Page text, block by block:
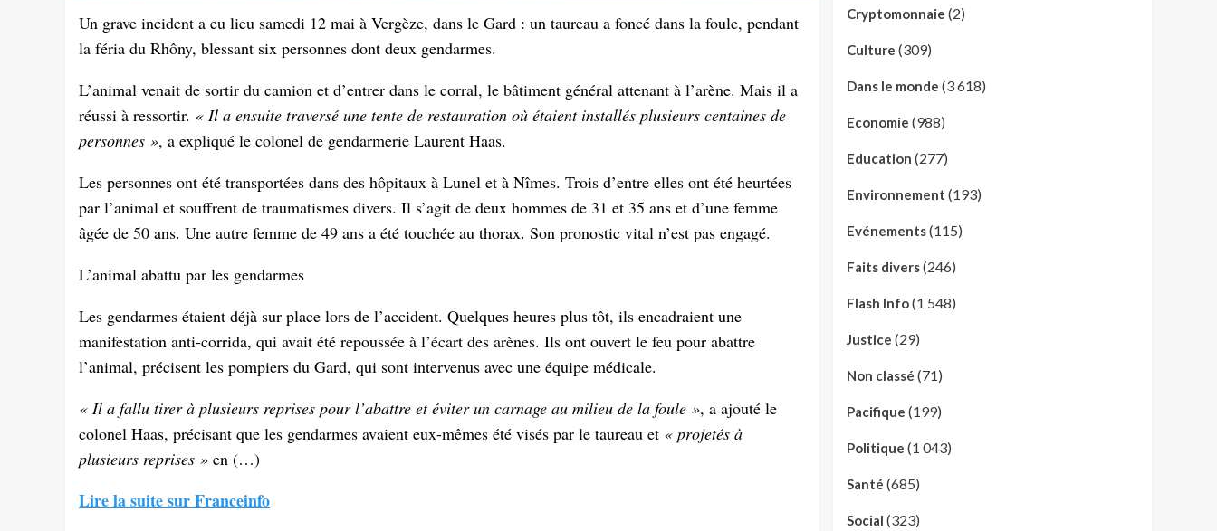
Un grave incident a eu lieu samedi 12 mai à Vergèze, dans le Gard : un taureau a foncé dans la foule, pendant
la féria du Rhôny, blessant six personnes dont deux gendarmes.
L’animal venait de sortir du camion et d’entrer dans le corral, le bâtiment général attenant à l’arène. Mais il a
réussi à ressortir. « Il a ensuite traversé une tente de restauration où étaient installés plusieurs centaines de
personnes », a expliqué le colonel de gendarmerie Laurent Haas.
Les personnes ont été transportées dans des hôpitaux à Lunel et à Nîmes. Trois d’entre elles ont été heurtées
par l’animal et souffrent de traumatismes divers. Il s’agit de deux hommes de 31 et 35 ans et d’une femme
âgée de 50 ans. Une autre femme de 49 ans a été touchée au thorax. Son pronostic vital n’est pas engagé.
L’animal abattu par les gendarmes
Les gendarmes étaient déjà sur place lors de l’accident. Quelques heures plus tôt, ils encadraient une
manifestation anti-corrida, qui avait été repoussée à l’écart des arènes. Ils ont ouvert le feu pour abattre
l’animal, précisent les pompiers du Gard, qui sont intervenus avec une équipe médicale.
« Il a fallu tirer à plusieurs reprises pour l’abattre et éviter un carnage au milieu de la foule », a ajouté le
colonel Haas, précisant que les gendarmes avaient eux-mêmes été visés par le taureau et « projetés à
plusieurs reprises » en (…)
Lire la suite sur Franceinfo
Cryptomonnaie (2)
Culture (309)
Dans le monde (3 618)
Economie (988)
Education (277)
Environnement (193)
Evénements(115)
Faits divers(246)
Flash Info(1 548)
Justice (29)
Non classé (71)
Pacifique (199)
Politique (1 043)
Santé (685)
Social (323)